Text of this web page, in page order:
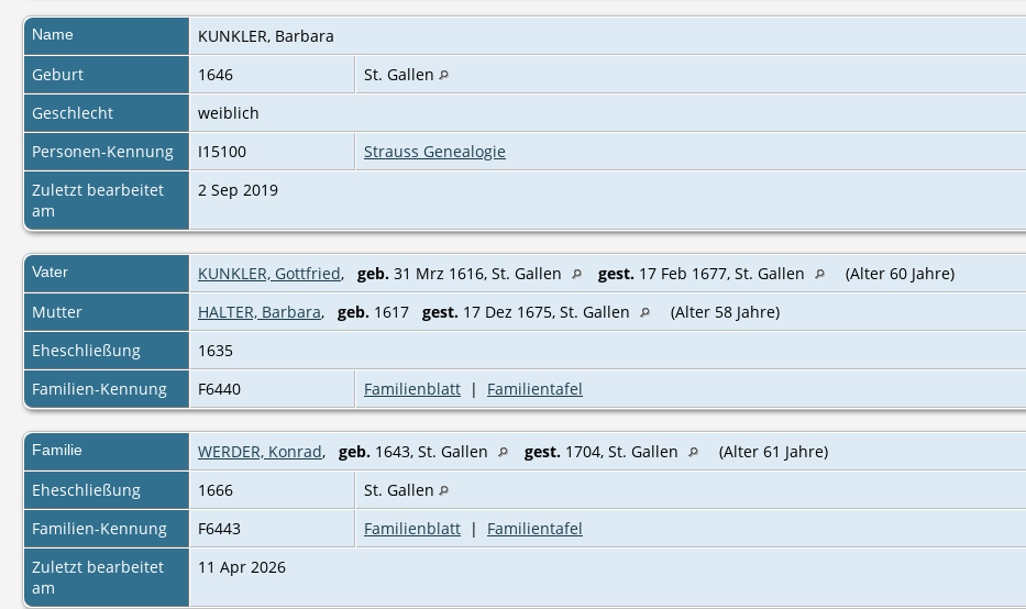
Name KUNKLER, Barbara
Geburt
1646
St. Gallen
Geschlecht
weiblich
Personen-Kennung
I15100
Strauss Genealogie
Zuletzt bearbeitet
am
2 Sep 2019
Vater KUNKLER, Gottfried, geb. 31 Mrz 1616, St‌. Gallen gest. 17 Feb 1677, St‌. Gallen
(Alter 60 Jahre)
Mutter
HALTER, Barbara, geb. 1617 gest. 17 Dez 1675, St. Gallen
(Alter 58 Jahre)
Eheschließung
1635
Familien-Kennung
F6440 Familienblatt | Familientafel
Familie WERDER, Konrad, geb. 1643, St. Gallen gest. 1704, St. Gallen
(Alter 61 Jahre)
Eheschließung
1666
St. Gallen
Familien-Kennung
F6443 Familienblatt | Familientafel
Zuletzt bearbeitet
am
11 Apr 2026